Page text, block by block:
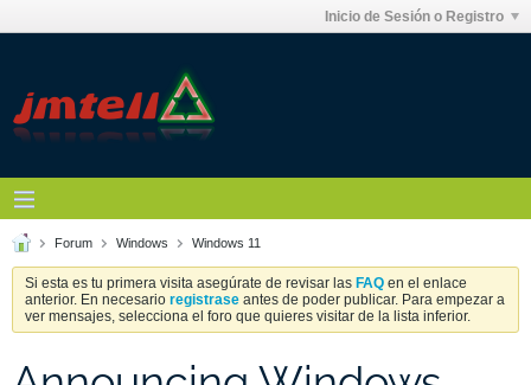
Inicio de Sesión o Registro
Forum Windows Windows 11
Si esta es tu primera visita asegúrate de revisar las FAQ en el enlace
anterior. En necesario registrase antes de poder publicar. Para empezar a
ver mensajes, selecciona el foro que quieres visitar de la lista inferior.